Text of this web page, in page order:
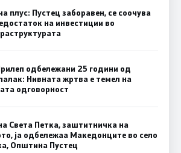
плус: Пустец заборавен, се соочува
на инвестиции во
одбележани 25 години од
Нивната жртва е темел на
одговорност
Света Петка, заштитничка на
ја одбележаа Македонците во село
Општина Пустец